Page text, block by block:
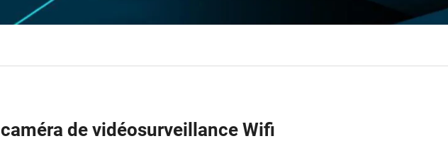
caméra de vidéosurveillance Wifi